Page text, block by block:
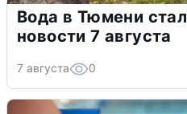
Вода в Тюмени
новости 7 августа
7 августа 0